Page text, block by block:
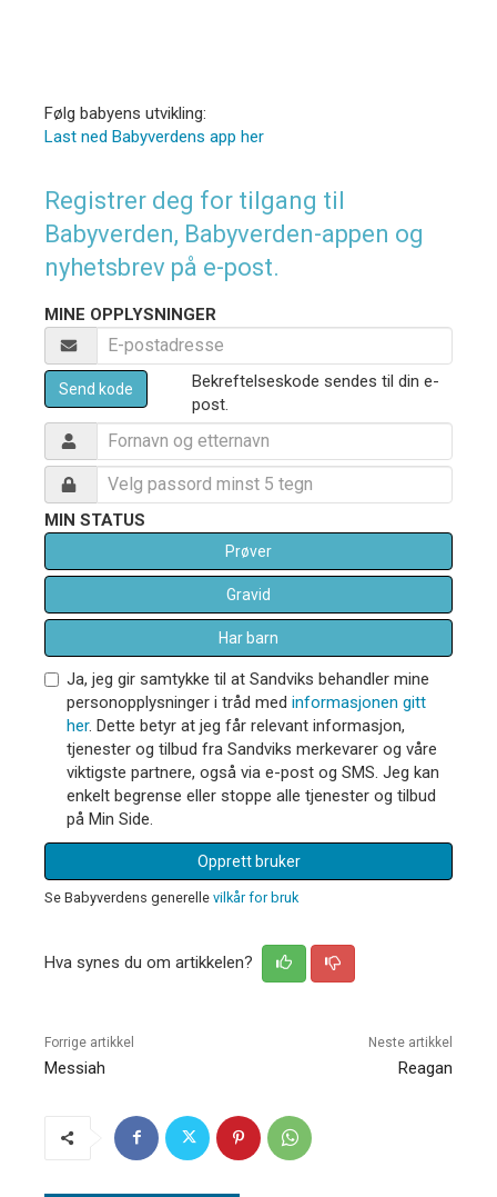
Følg babyens utvikling:
Last ned Babyverdens app her
Registrer deg for tilgang til
Babyverden, Babyverden-appen og
nyhetsbrev på e-post.
MINE OPPLYSNINGER
Send kode
Bekreftelseskode sendes til din e-
post.
MIN STATUS
Prøver
Gravid
Har barn
Ja, jeg gir samtykke til at Sandviks behandler mine
personopplysninger i tråd med informasjonen gitt
her. Dette betyr at jeg får relevant informasjon,
tjenester og tilbud fra Sandviks merkevarer og våre
viktigste partnere, også via e-post og SMS. Jeg kan
enkelt begrense eller stoppe alle tjenester og tilbud
på Min Side.
Opprett bruker
Se Babyverdens generelle vilkår for bruk
Hva synes du om artikkelen?
Forrige artikkel
Messiah
Neste artikkel
Reagan